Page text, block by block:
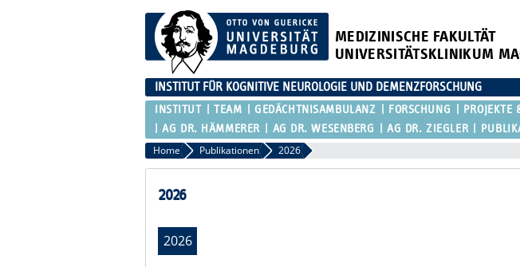
MEDIZINISCHE FAKULTÄT
UNIVERSITÄTSKLINIKUM
INSTITUT FÜR KOGNITIVE NEUROLOGIE UND DEMENZFORSCHUNG
INSTITUT TEAM GEDÄCHTNISAMBULANZ FORSCHUNG PROJEKTE
AG DR. HÄMMERER
AG DR. WESENBERG AG DR. ZIEGLER
Home Publikationen 2026
2026
2026